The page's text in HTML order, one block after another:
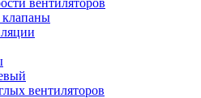
вентиляторов
вентиляторов